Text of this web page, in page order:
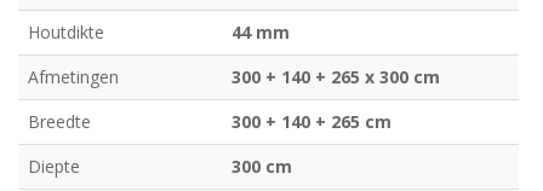
Houtdikte
44 mm
Afmetingen
300 + 140 + 265 x 300 cm
Breedte
300 + 140 + 265 cm
Diepte
300 cm